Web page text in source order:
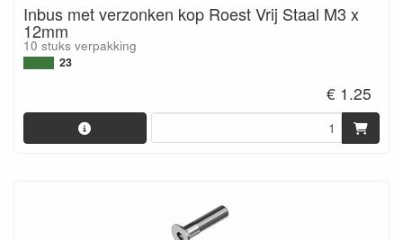
Inbus met verzonken kop Roest Vrij Staal M3 x
12mm
10 stuks verpakking
23
€ 1.25